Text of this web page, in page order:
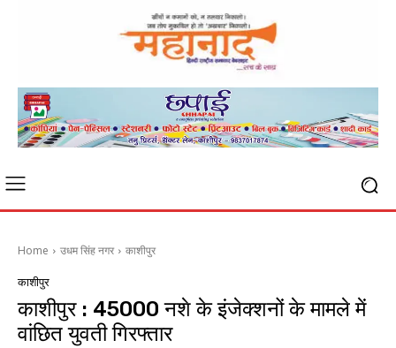
Home उधम सिंह नगर काशीपुर
काशीपुर
काशीपुर : 45000 नशे के इंजेक्शनों के मामले में
वांछित युवती गिरफ्तार